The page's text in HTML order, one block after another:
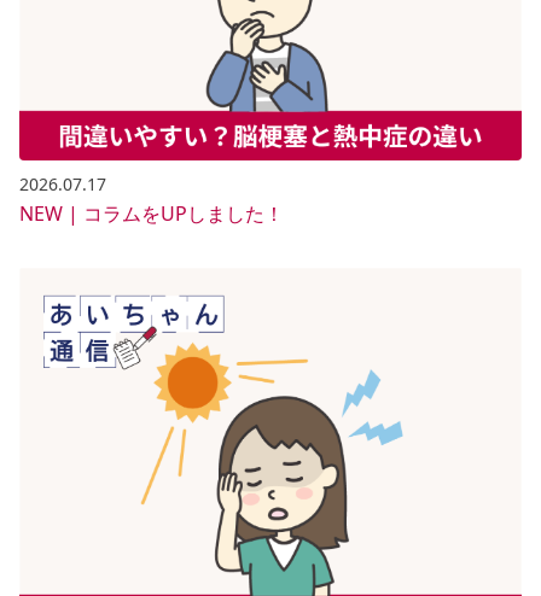
2026.07.17
NEW | コラムをUPしました！